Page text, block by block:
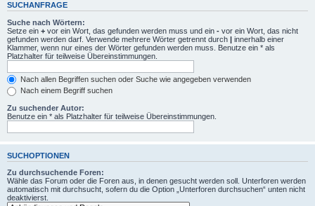
e
SUCHANFRAGE
Suche nach Wörtern:
Setze ein + vor ein Wort, das gefunden werden muss und ein - vor ein Wort, das nicht
gefunden werden darf. Verwende mehrere Wörter getrennt durch | innerhalb einer
Klammer, wenn nur eines der Wörter gefunden werden muss. Benutze ein * als
Platzhalter für teilweise Übereinstimmungen.
Nach allen Begriffen suchen oder Suche wie angegeben verwenden
Nach einem Begriff suchen
Zu suchender Autor:
Benutze ein * als Platzhalter für teilweise Übereinstimmungen.
SUCHOPTIONEN
Zu durchsuchende Foren:
Wähle das Forum oder die Foren aus, in denen gesucht werden soll. Unterforen werden
automatisch mit durchsucht, sofern du die Option „Unterforen durchsuchen“ unten nicht
deaktivierst.